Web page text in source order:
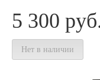
5 300
Нет в наличии